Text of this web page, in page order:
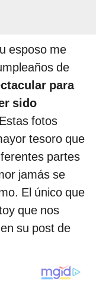
esposo me
de
para
sido
fotos
tesoro que
partes
jamás se
El único que
que nos
su post de